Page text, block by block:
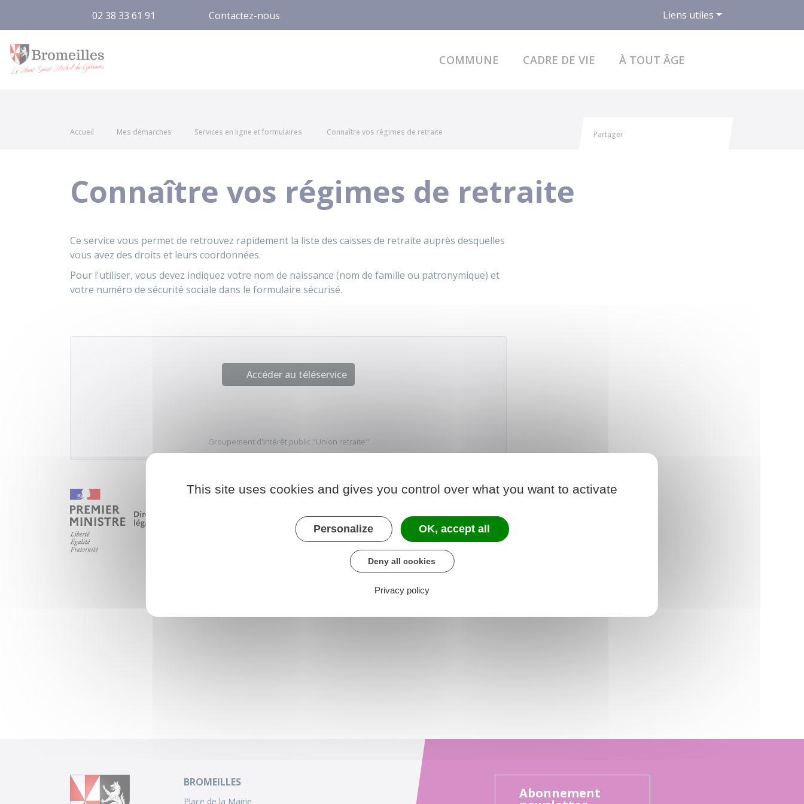
02 38 33 61 91 Contactez-nous Liens utiles
COMMUNE CADRE DE VIE À TOUT ÂGE
Accueil Mes démarches Services en ligne et formulaires Connaître vos régimes de retraite Partager
Connaître vos régimes de retraite
Ce service vous permet de retrouvez rapidement la liste des caisses de retraite auprès desquelles
vous avez des droits et leurs coordonnées.
Pour l'utiliser, vous devez indiquez votre nom de naissance (nom de famille ou patronymique) et
votre numéro de sécurité sociale dans le formulaire sécurisé.
Accéder au téléservice
Groupement d'intérêt public "Union retraite"
BROMEILLES
Place de la Mairie
Abonnement
This site uses cookies and gives you control over what you want to activate
Personalize OK, accept all
Deny all cookies
Privacy policy